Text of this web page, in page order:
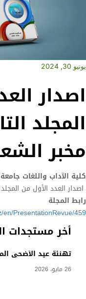
أخر مستجدات
تهنئة عيد الأضحى المبارك
26 مايو، 2026
يونيو 30, 2024
اصدار
المجلد
مخبر
كلية الآداب واللغات
اصدار العدد الأول من
رابط المجلة
PresentationRevue/459